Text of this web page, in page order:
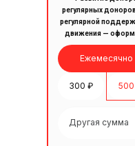
регулярных
регулярной
движения —
Ежемесячно
300 ₽